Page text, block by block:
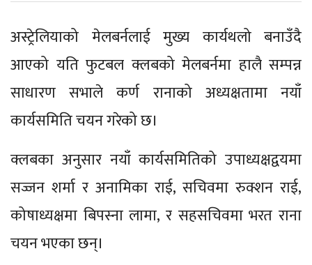
अस्ट्रेलियाको मेलबर्नलाई मुख्य कार्यथलो बनाउँदै
आएको यति फुटबल क्लबको मेलबर्नमा हालै सम्पन्न
साधारण सभाले कर्ण रानाको अध्यक्षतामा नयाँ
कार्यसमिति चयन गरेको छ।
क्लबका अनुसार नयाँ कार्यसमितिको उपाध्यक्षद्वयमा
सज्जन शर्मा र अनामिका राई, सचिवमा रुक्शन राई,
कोषाध्यक्षमा बिपस्ना लामा, र सहसचिवमा भरत राना
चयन भएका छन्।